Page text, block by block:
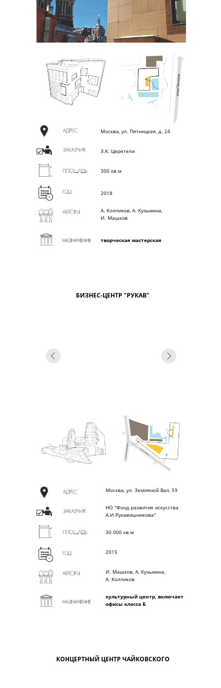
Москва, ул. Пятницкая, д. 24
З.К. Церетели
300 кв.м
2018
А. Колпиков, А. Кузьмина,
И. Машков
творческая мастерская
Москва, ул. Земляной Вал, 59
НО "Фонд развития искусства
А.И.Рукавишникова"
30 000 кв.м
2015
И. Машков, А. Кузьмина,
А. Колпиков
культурный центр, включает
офисы класса Б
БИЗНЕС-ЦЕНТР "РУКАВ"
КОНЦЕРТНЫЙ ЦЕНТР ЧАЙКОВСКОГО